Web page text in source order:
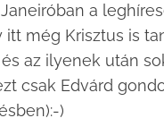
a
még Krisztus is
az ilyenek után
csak Edvárd
)